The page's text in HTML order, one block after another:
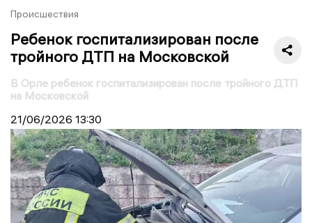
Происшествия
Ребенок госпитализирован после
тройного ДТП на Московской
В Орле ребенок госпитализирован после тройного ДТП
на Московской
21/06/2026 13:30